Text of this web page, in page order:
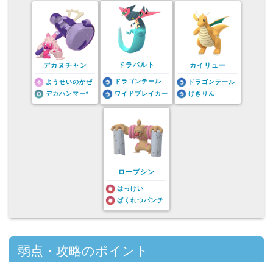
デカヌチャン
ようせいのかぜ
デカハンマー*
ドラパルト
ドラゴンテール
ワイドブレイカー
カイリュー
ドラゴンテール
げきりん
ローブシン
はっけい
ばくれつパンチ
弱点・攻略のポイント